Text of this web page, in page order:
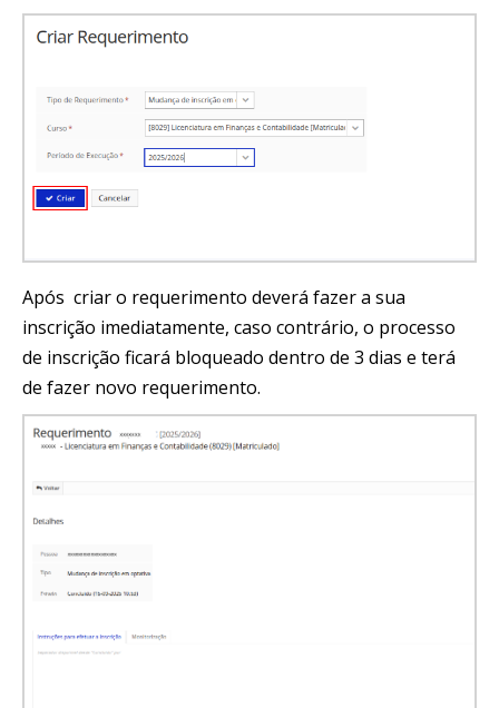
Após criar o requerimento deverá fazer a sua
inscrição imediatamente, caso contrário, o processo
de inscrição ficará bloqueado dentro de 3 dias e terá
de fazer novo requerimento.